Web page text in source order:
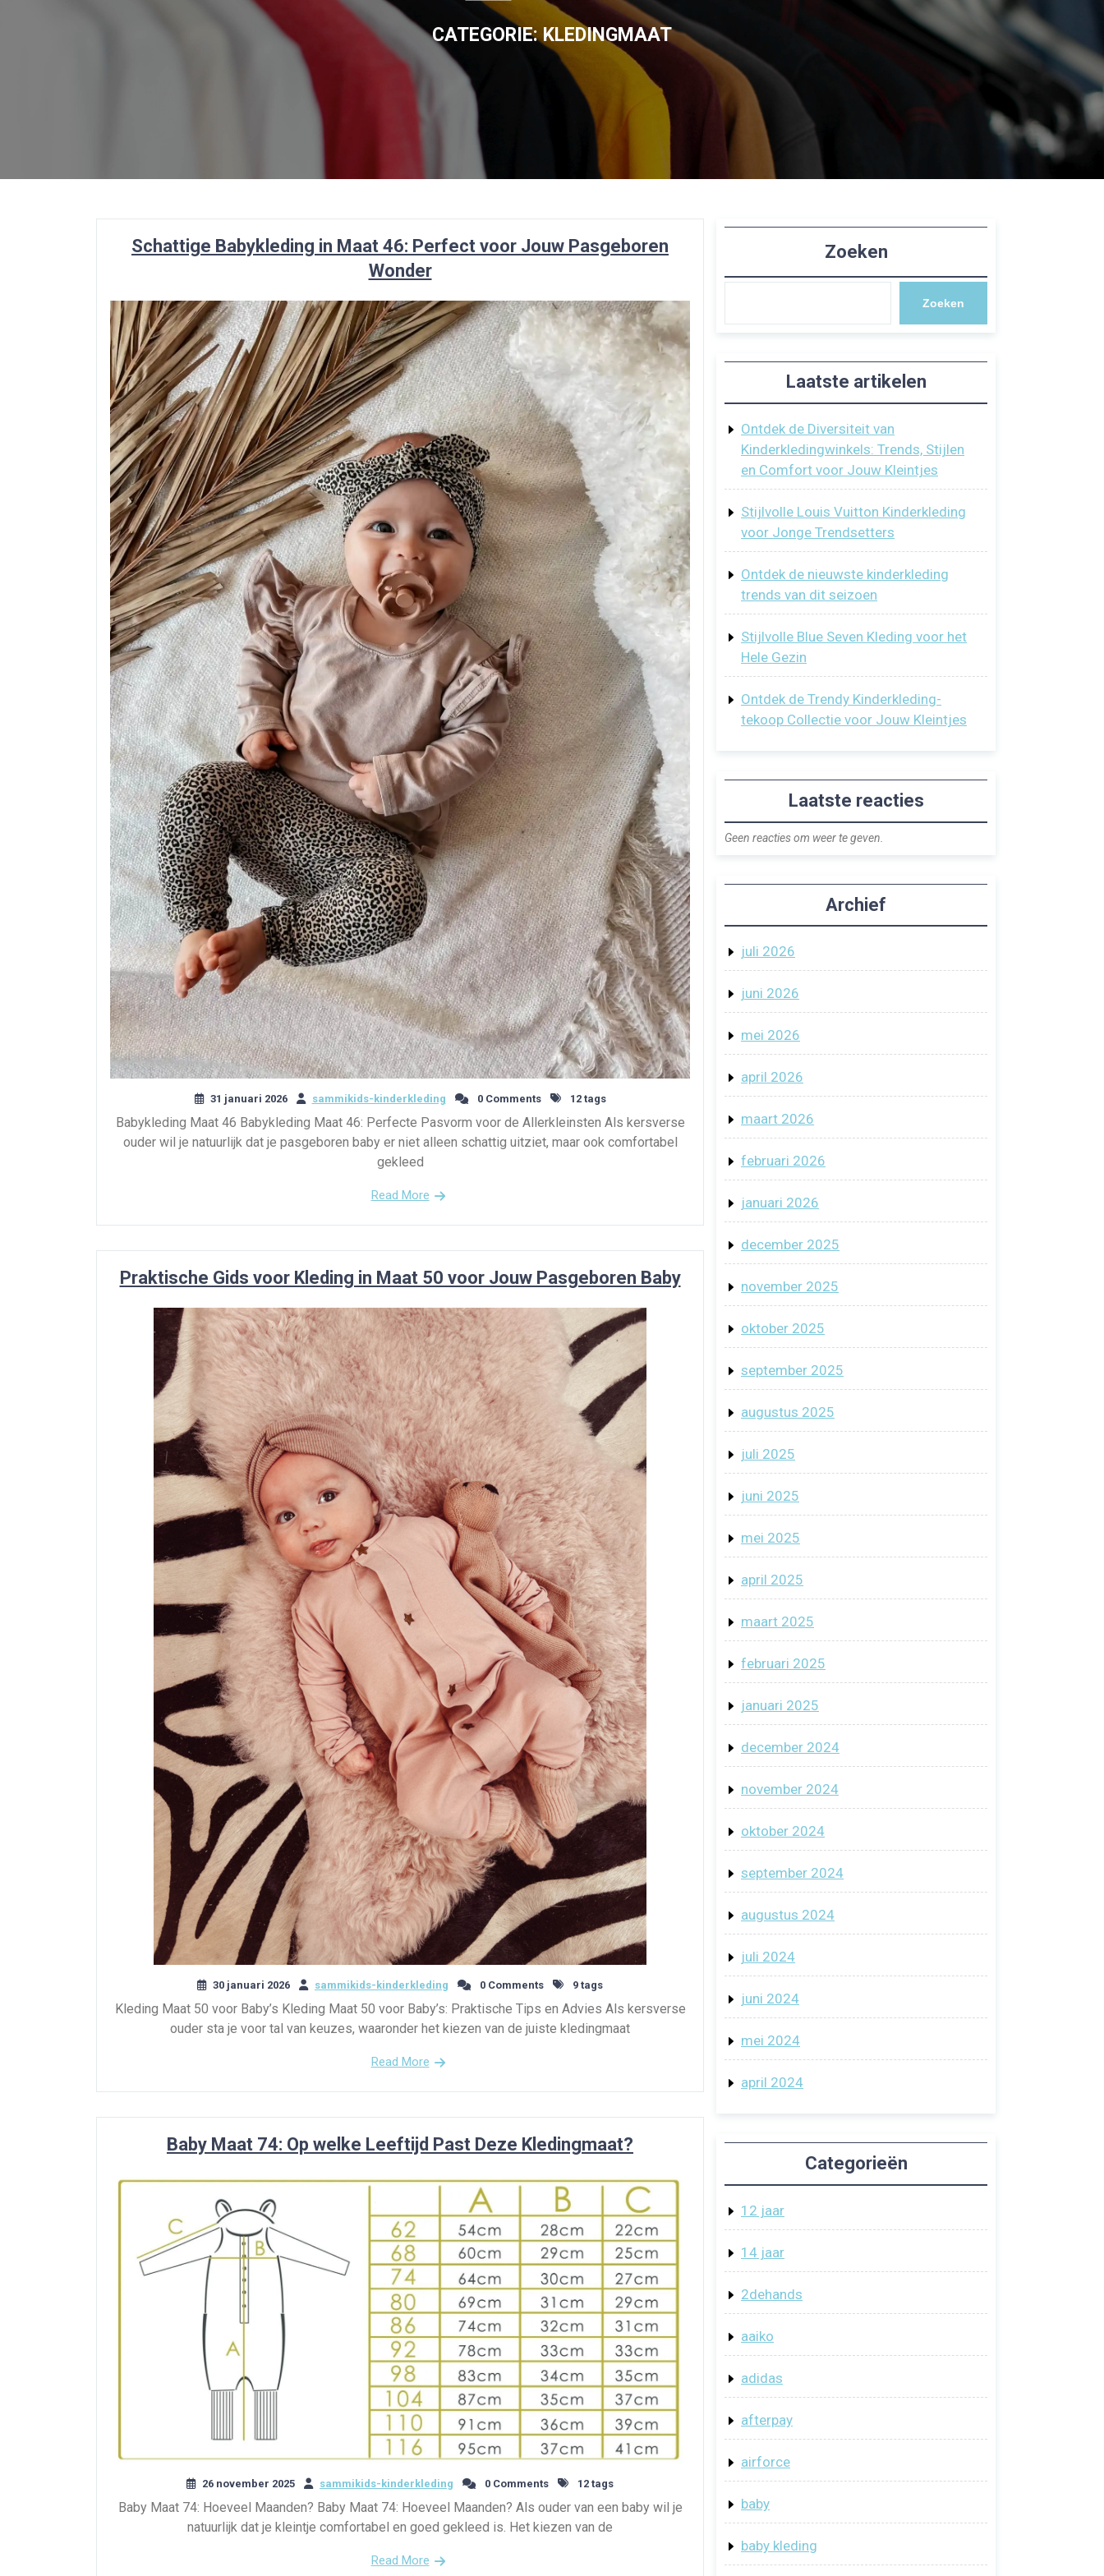
CATEGORIE:KLEDINGMAAT
Schattige Babykleding in Maat 46: Perfect voor Jouw Pasgeboren
Wonder
31 januari 2026 sammikids-kinderkleding 0 Comments 12 tags
Babykleding Maat 46 Babykleding Maat 46: Perfecte Pasvorm voor de Allerkleinsten Als kersverse
ouder wil je natuurlijk dat je pasgeboren baby er niet alleen schattig uitziet, maar ook comfortabel
gekleed
Read More
Praktische Gids voor Kleding in Maat 50 voor Jouw Pasgeboren Baby
30 januari 2026 sammikids-kinderkleding 0 Comments 9 tags
Kleding Maat 50 voor Baby’s Kleding Maat 50 voor Baby’s: Praktische Tips en Advies Als kersverse
ouder sta je voor tal van keuzes, waaronder het kiezen van de juiste kledingmaat
Read More
Baby Maat 74: Op welke Leeftijd Past Deze Kledingmaat?
26 november 2025 sammikids-kinderkleding 0 Comments 12 tags
Baby Maat 74: Hoeveel Maanden? Baby Maat 74: Hoeveel Maanden? Als ouder van een baby wil je
natuurlijk dat je kleintje comfortabel en goed gekleed is. Het kiezen van de
Read More
Zoeken
Zoeken
Laatste artikelen
Ontdek de Diversiteit van
Kinderkledingwinkels: Trends, Stijlen
en Comfort voor Jouw Kleintjes
Stijlvolle Louis Vuitton Kinderkleding
voor Jonge Trendsetters
Ontdek de nieuwste kinderkleding
trends van dit seizoen
Stijlvolle Blue Seven Kleding voor het
Hele Gezin
Ontdek de Trendy Kinderkleding-
tekoop Collectie voor Jouw Kleintjes
Laatste reacties
Geen reacties om weer te geven.
Archief
juli 2026
juni 2026
mei 2026
april 2026
maart 2026
februari 2026
januari 2026
december 2025
november 2025
oktober 2025
september 2025
augustus 2025
juli 2025
juni 2025
mei 2025
april 2025
maart 2025
februari 2025
januari 2025
december 2024
november 2024
oktober 2024
september 2024
augustus 2024
juli 2024
juni 2024
mei 2024
april 2024
Categorieën
12 jaar
14 jaar
2dehands
aaiko
adidas
afterpay
airforce
baby
baby kleding